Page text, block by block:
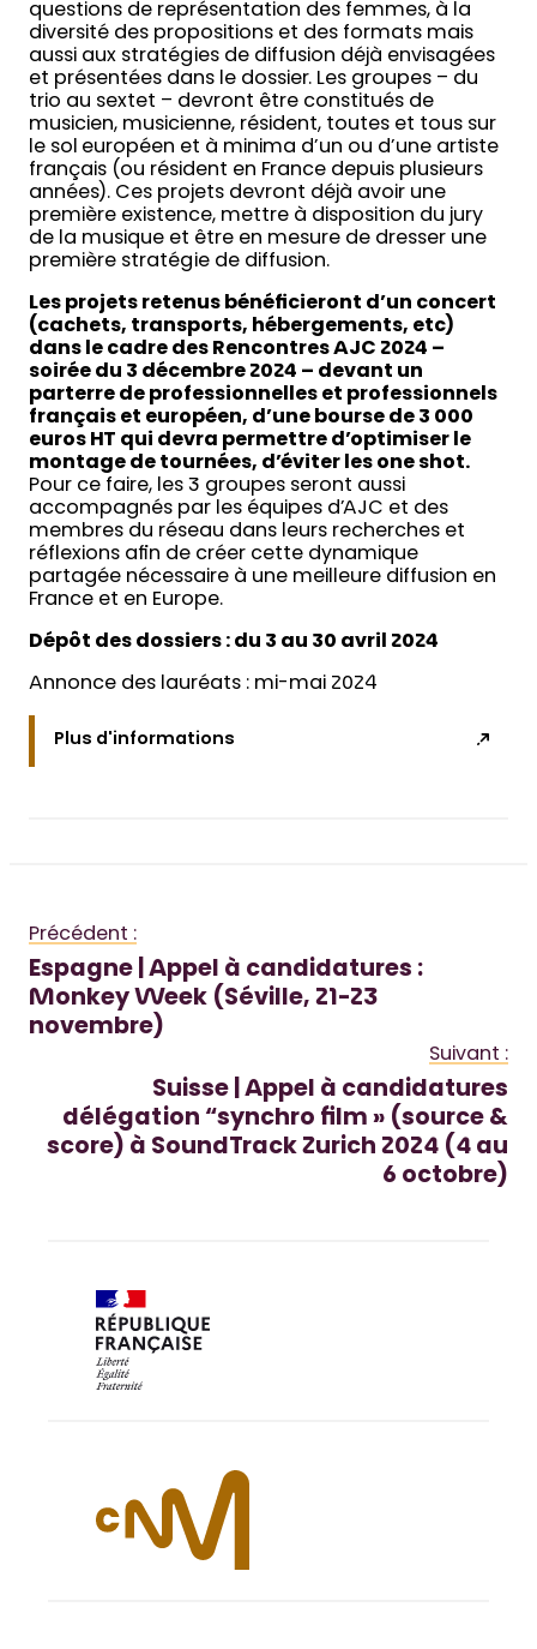
questions de représentation des femmes, à la
diversité des propositions et des formats mais
aussi aux stratégies de diffusion déjà envisagées
et présentées dans le dossier. Les groupes – du
trio au sextet – devront être constitués de
musicien, musicienne, résident, toutes et tous sur
le sol européen et à minima d’un ou d’une artiste
français (ou résident en France depuis plusieurs
années). Ces projets devront déjà avoir une
première existence, mettre à disposition du jury
de la musique et être en mesure de dresser une
première stratégie de diffusion.
Les projets retenus bénéficieront d’un concert
(cachets, transports, hébergements, etc)
dans le cadre des Rencontres AJC 2024 –
soirée du 3 décembre 2024 – devant un
parterre de professionnelles et professionnels
français et européen, d’une bourse de 3 000
euros HT qui devra permettre d’optimiser le
montage de tournées, d’éviter les one shot.
Pour ce faire, les 3 groupes seront aussi
accompagnés par les équipes d’AJC et des
membres du réseau dans leurs recherches et
réflexions afin de créer cette dynamique
partagée nécessaire à une meilleure diffusion en
France et en Europe.
Dépôt des dossiers : du 3 au 30 avril 2024
Annonce des lauréats : mi-mai 2024
Plus d'informations
Précédent :
Espagne | Appel à candidatures :
Monkey Week (Séville, 21-23
novembre)
Suivant :
Suisse | Appel à candidatures
délégation “synchro film » (source &
score) à SoundTrack Zurich 2024 (4 au
6 octobre)